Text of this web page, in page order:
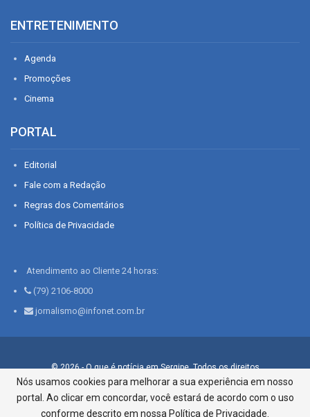
ENTRETENIMENTO
Agenda
Promoções
Cinema
PORTAL
Editorial
Fale com a Redação
Regras dos Comentários
Política de Privacidade
Atendimento ao Cliente 24 horas:
(79) 2106-8000
jornalismo@infonet.com.br
© 2026 - O que é notícia em Sergipe. Todos os direitos
reservados.
Infonet - Rua Monsenhor Silveira 276, Bairro São José |
Aracaju-SE, CEP 49015-030, Fone: 79.2106.8000 - CI Centro de
Nós usamos cookies para melhorar a sua experiência em nosso
portal. Ao clicar em concordar, você estará de acordo com o uso
conforme descrito em nossa Política de Privacidade.